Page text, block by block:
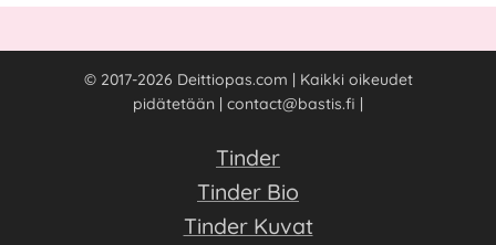
3. Riitoja on paljon, etenkin tästä aiheesta
jokin muu "traumatisoiva" tapahtuma, mikä
Pariterapiaan kannattaa hakeutua nopeasti,
© 2017-2026 Deittiopas.com | Kaikki oikeudet
pidätetään | contact@bastis.fi |
Tinder
Tinder Bio
Tinder Kuvat